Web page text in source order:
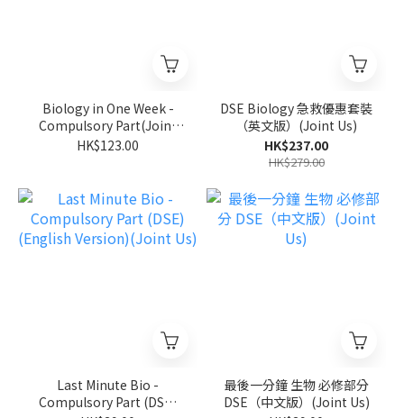
Biology in One Week -
Compulsory Part(Joint
Us)
HK$123.00
DSE Biology 急救優惠套裝
（英文版）(Joint Us)
HK$237.00
HK$279.00
Last Minute Bio -
Compulsory Part (DSE)
最後一分鐘 生物 必修部分
DSE（中文版）(Joint Us)